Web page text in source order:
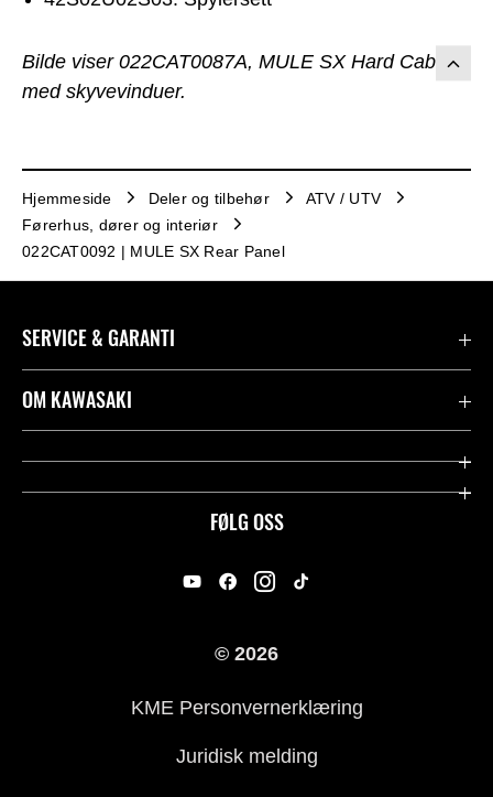
Bilde viser 022CAT0087A, MULE SX Hard Cabin
med skyvevinduer.
Hjemmeside Deler og tilbehør
ATV / UTV
Førerhus, dører og interiør
022CAT0092 | MULE SX Rear Panel
FØLG OSS
SERVICE & GARANTI
Garanti
Kontakt oss
OM KAWASAKI
Firma
© 2026
KME Personvernerklæring
Juridisk melding